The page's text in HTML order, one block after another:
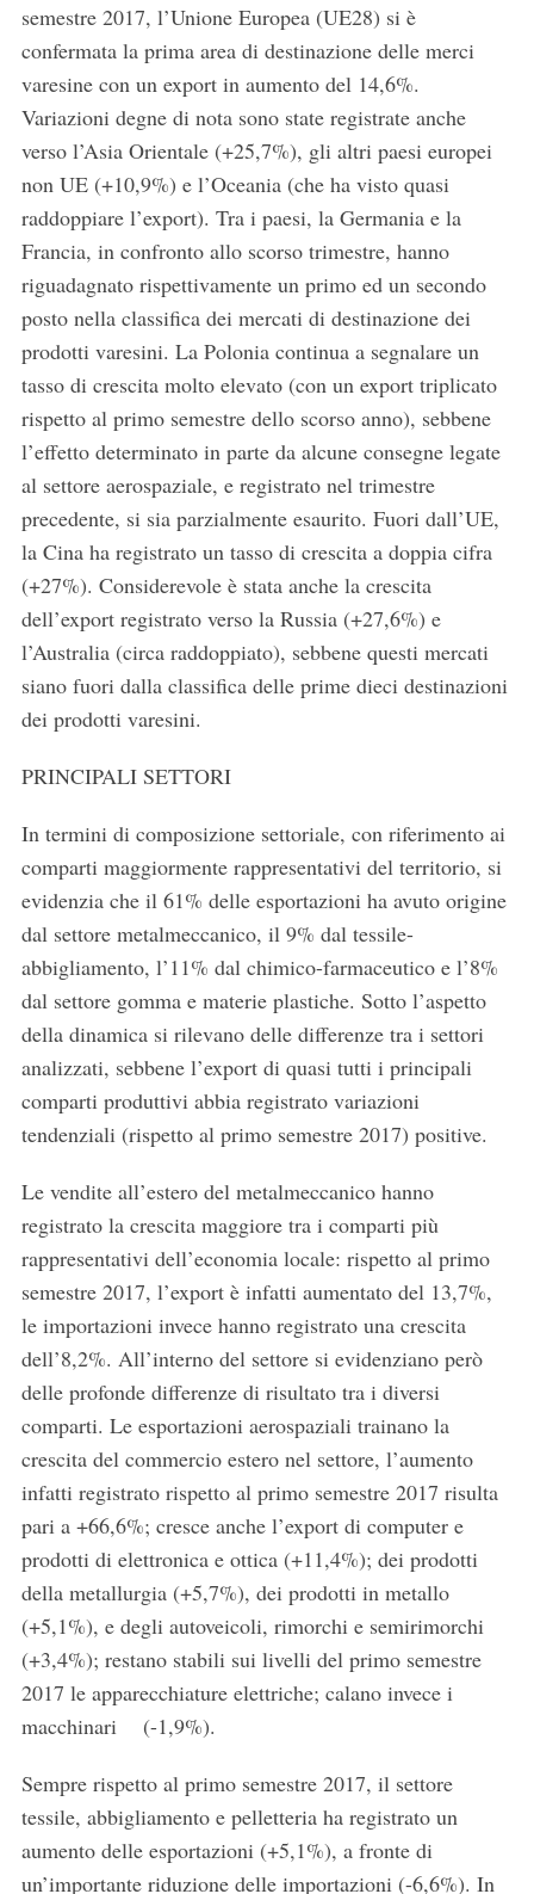
semestre 2017, l’Unione Europea (UE28) si è
confermata la prima area di destinazione delle merci
varesine con un export in aumento del 14,6%.
Variazioni degne di nota sono state registrate anche
verso l’Asia Orientale (+25,7%), gli altri paesi europei
non UE (+10,9%) e l’Oceania (che ha visto quasi
raddoppiare l’export). Tra i paesi, la Germania e la
Francia, in confronto allo scorso trimestre, hanno
riguadagnato rispettivamente un primo ed un secondo
posto nella classifica dei mercati di destinazione dei
prodotti varesini. La Polonia continua a segnalare un
tasso di crescita molto elevato (con un export triplicato
rispetto al primo semestre dello scorso anno), sebbene
l’effetto determinato in parte da alcune consegne legate
al settore aerospaziale, e registrato nel trimestre
precedente, si sia parzialmente esaurito. Fuori dall’UE,
la Cina ha registrato un tasso di crescita a doppia cifra
(+27%). Considerevole è stata anche la crescita
dell’export registrato verso la Russia (+27,6%) e
l’Australia (circa raddoppiato), sebbene questi mercati
siano fuori dalla classifica delle prime dieci destinazioni
dei prodotti varesini.
PRINCIPALI SETTORI
In termini di composizione settoriale, con riferimento ai
comparti maggiormente rappresentativi del territorio, si
evidenzia che il 61% delle esportazioni ha avuto origine
dal settore metalmeccanico, il 9% dal tessile-
abbigliamento, l’11% dal chimico-farmaceutico e l’8%
dal settore gomma e materie plastiche. Sotto l’aspetto
della dinamica si rilevano delle differenze tra i settori
analizzati, sebbene l’export di quasi tutti i principali
comparti produttivi abbia registrato variazioni
tendenziali (rispetto al primo semestre 2017) positive.
Le vendite all’estero del metalmeccanico hanno
registrato la crescita maggiore tra i comparti più
rappresentativi dell’economia locale: rispetto al primo
semestre 2017, l’export è infatti aumentato del 13,7%,
le importazioni invece hanno registrato una crescita
dell’8,2%. All’interno del settore si evidenziano però
delle profonde differenze di risultato tra i diversi
comparti. Le esportazioni aerospaziali trainano la
crescita del commercio estero nel settore, l’aumento
infatti registrato rispetto al primo semestre 2017 risulta
pari a +66,6%; cresce anche l’export di computer e
prodotti di elettronica e ottica (+11,4%); dei prodotti
della metallurgia (+5,7%), dei prodotti in metallo
(+5,1%), e degli autoveicoli, rimorchi e semirimorchi
(+3,4%); restano stabili sui livelli del primo semestre
2017 le apparecchiature elettriche; calano invece i
macchinari (-1,9%).
Sempre rispetto al primo semestre 2017, il settore
tessile, abbigliamento e pelletteria ha registrato un
aumento delle esportazioni (+5,1%), a fronte di
un’importante riduzione delle importazioni (-6,6%). In